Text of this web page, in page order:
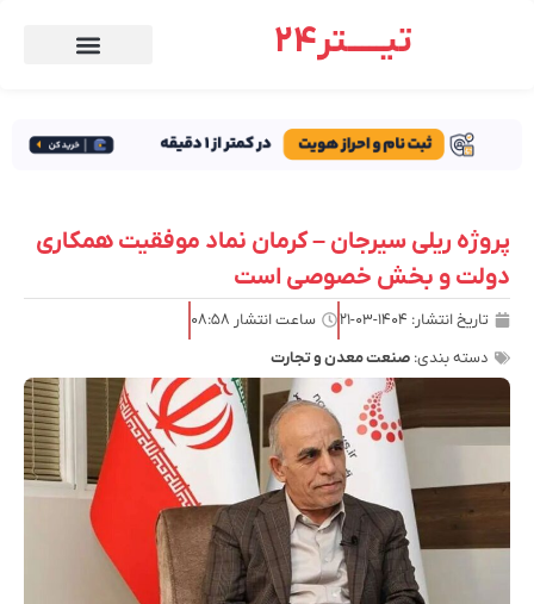
تیـــــتر24
پروژه ریلی سیرجان – کرمان نماد موفقیت همکاری
دولت و بخش خصوصی است
تاریخ انتشار: ۱۴۰۴-۰۳-۲۱ ساعت انتشار ۰۸:۵۸
دسته بندی: صنعت معدن و تجارت